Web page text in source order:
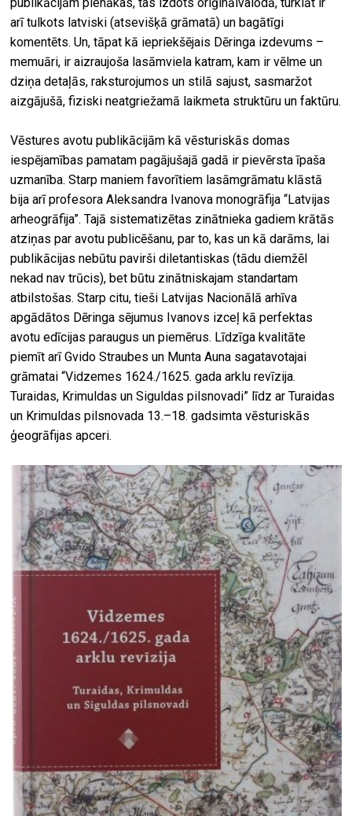
arī tulkots latviski (atsevišķā grāmatā) un bagātīgi
komentēts. Un, tāpat kā iepriekšējais Dēringa izdevums –
memuāri, ir aizraujoša lasāmviela katram, kam ir vēlme un
dziņa detaļās, raksturojumos un stilā sajust, sasmaržot
aizgājušā, fiziski neatgriežamā laikmeta struktūru un faktūru.
Vēstures avotu publikācijām kā vēsturiskās domas
iespējamības pamatam pagājušajā gadā ir pievērsta īpaša
uzmanība. Starp maniem favorītiem lasāmgrāmatu klāstā
bija arī profesora Aleksandra Ivanova monogrāfija “Latvijas
arheogrāfija”. Tajā sistematizētas zinātnieka gadiem krātās
atziņas par avotu publicēšanu, par to, kas un kā darāms, lai
publikācijas nebūtu pavirši diletantiskas (tādu diemžēl
nekad nav trūcis), bet būtu zinātniskajam standartam
atbilstošas. Starp citu, tieši Latvijas Nacionālā arhīva
apgādātos Dēringa sējumus Ivanovs izceļ kā perfektas
avotu edīcijas paraugus un piemērus. Līdzīga kvalitāte
piemīt arī Gvido Straubes un Munta Auna sagatavotajai
grāmatai “Vidzemes 1624./1625. gada arklu revīzija.
Turaidas, Krimuldas un Siguldas pilsnovadi” līdz ar Turaidas
un Krimuldas pilsnovada 13.–18. gadsimta vēsturiskās
ģeogrāfijas apceri.